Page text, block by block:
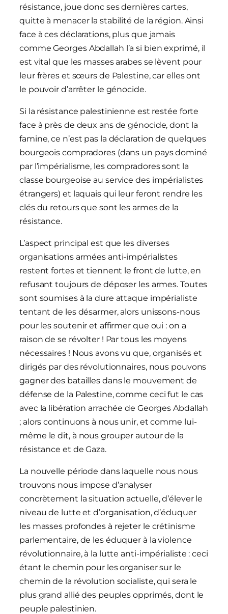
résistance, joue donc ses dernières cartes,
quitte à menacer la stabilité de la région. Ainsi
face à ces déclarations, plus que jamais
comme Georges Abdallah l’a si bien exprimé, il
est vital que les masses arabes se lèvent pour
leur frères et sœurs de Palestine, car elles ont
le pouvoir d’arrêter le génocide.
Si la résistance palestinienne est restée forte
face à près de deux ans de génocide, dont la
famine, ce n’est pas la déclaration de quelques
bourgeois compradores (dans un pays dominé
par l’impérialisme, les compradores sont la
classe bourgeoise au service des impérialistes
étrangers) et laquais qui leur feront rendre les
clés du retours que sont les armes de la
résistance.
L’aspect principal est que les diverses
organisations armées anti-impérialistes
restent fortes et tiennent le front de lutte, en
refusant toujours de déposer les armes. Toutes
sont soumises à la dure attaque impérialiste
tentant de les désarmer, alors unissons-nous
pour les soutenir et affirmer que oui : on a
raison de se révolter ! Par tous les moyens
nécessaires ! Nous avons vu que, organisés et
dirigés par des révolutionnaires, nous pouvons
gagner des batailles dans le mouvement de
défense de la Palestine, comme ceci fut le cas
avec la libération arrachée de Georges Abdallah
; alors continuons à nous unir, et comme lui-
même le dit, à nous grouper autour de la
résistance et de Gaza.
La nouvelle période dans laquelle nous nous
trouvons nous impose d’analyser
concrètement la situation actuelle, d’élever le
niveau de lutte et d’organisation, d’éduquer
les masses profondes à rejeter le crétinisme
parlementaire, de les éduquer à la violence
révolutionnaire, à la lutte anti-impérialiste : ceci
étant le chemin pour les organiser sur le
chemin de la révolution socialiste, qui sera le
plus grand allié des peuples opprimés, dont le
peuple palestinien.